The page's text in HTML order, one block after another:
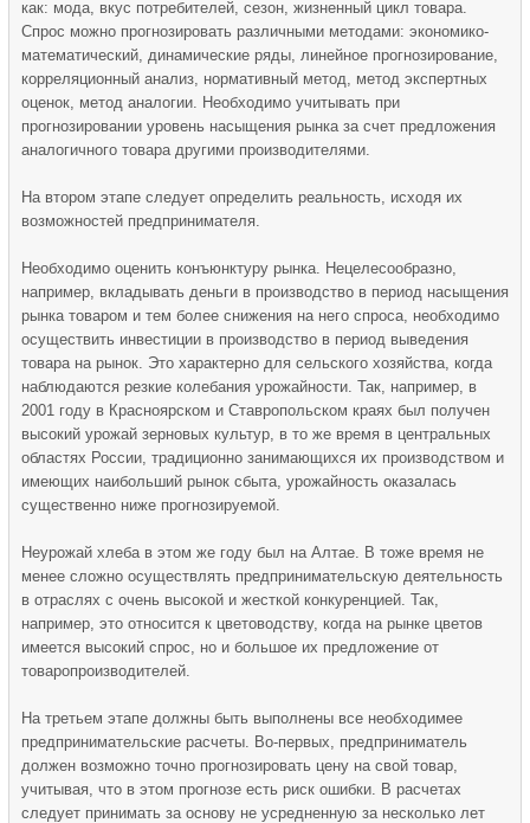
как: мода, вкус потребителей, сезон, жизненный цикл товара.
Спрос можно прогнозировать различными методами: экономико-
математический, динамические ряды, линейное прогнозирование,
корреляционный анализ, нормативный метод, метод экспертных
оценок, метод аналогии. Необходимо учитывать при
прогнозировании уровень насыщения рынка за счет предложения
аналогичного товара другими производителями.
На втором этапе следует определить реальность, исходя их
возможностей предпринимателя.
Необходимо оценить конъюнктуру рынка. Нецелесообразно,
например, вкладывать деньги в производство в период насыщения
рынка товаром и тем более снижения на него спроса, необходимо
осуществить инвестиции в производство в период выведения
товара на рынок. Это характерно для сельского хозяйства, когда
наблюдаются резкие колебания урожайности. Так, например, в
2001 году в Красноярском и Ставропольском краях был получен
высокий урожай зерновых культур, в то же время в центральных
областях России, традиционно занимающихся их производством и
имеющих наибольший рынок сбыта, урожайность оказалась
существенно ниже прогнозируемой.
Неурожай хлеба в этом же году был на Алтае. В тоже время не
менее сложно осуществлять предпринимательскую деятельность
в отраслях с очень высокой и жесткой конкуренцией. Так,
например, это относится к цветоводству, когда на рынке цветов
имеется высокий спрос, но и большое их предложение от
товаропроизводителей.
На третьем этапе должны быть выполнены все необходимее
предпринимательские расчеты. Во-первых, предприниматель
должен возможно точно прогнозировать цену на свой товар,
учитывая, что в этом прогнозе есть риск ошибки. В расчетах
следует принимать за основу не усредненную за несколько лет